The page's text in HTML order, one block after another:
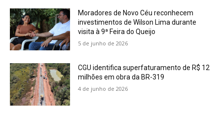
Moradores de Novo Céu reconhecem
investimentos de Wilson Lima durante
visita à 9ª Feira do Queijo
5 de junho de 2026
CGU identifica superfaturamento de R$ 12
milhões em obra da BR-319
4 de junho de 2026